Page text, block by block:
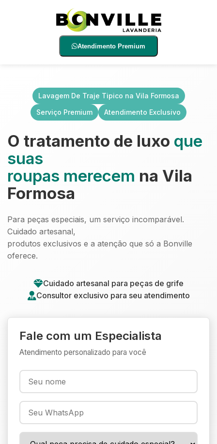
Atendimento Premium
Lavagem De Traje Tipico na Vila Formosa
Serviço Premium
Atendimento Exclusivo
O tratamento de luxo que
suas
roupas merecem na Vila
Formosa
Para peças especiais, um serviço incomparável.
Cuidado artesanal,
produtos exclusivos e a atenção que só a Bonville
oferece.
Cuidado artesanal para peças de grife
Consultor exclusivo para seu atendimento
Fale com um Especialista
Atendimento personalizado para você